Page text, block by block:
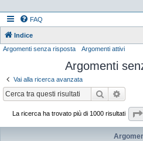
FAQ
Indice
Argomenti senza risposta Argomenti attivi
Argomenti
Vai alla ricerca avanzata
Cerca
La ricerca ha trovato più di 1000 risultati